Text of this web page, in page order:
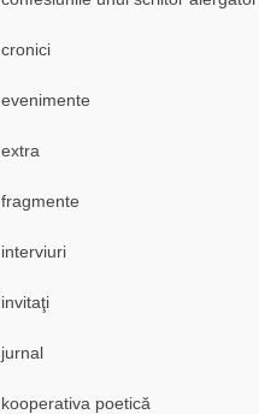
cronici
evenimente
extra
fragmente
interviuri
invitaţi
jurnal
kooperativa poetică